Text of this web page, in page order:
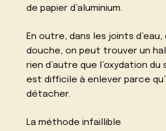
de papier d’aluminium.
En outre, dans les joints
douche, on peut trouver un
rien d’autre que l’oxydation du
est difficile à enlever parce
détacher.
La méthode infaillible